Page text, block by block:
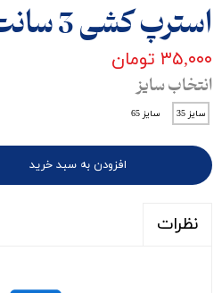
استرپ کشی 3 سانت سفید
۳۵,۰۰۰ تومان
انتخاب سایز
سایز 35 سایز 65
افزودن به سبد خرید
نظرات